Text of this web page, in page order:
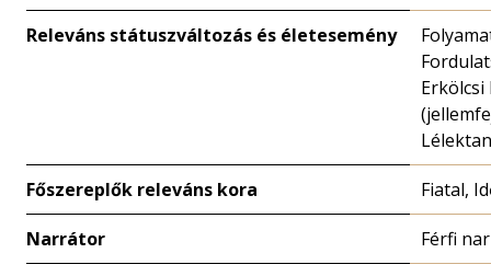
Releváns státuszváltozás és életesemény
Erkölcsi
Főszereplők releváns kora Fiatal,
Narrátor Férfi